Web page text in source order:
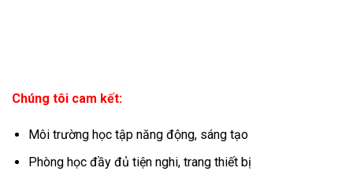
Chất lượng hơn số lượng
Làm được ngay sau khi khóa học kết thúc